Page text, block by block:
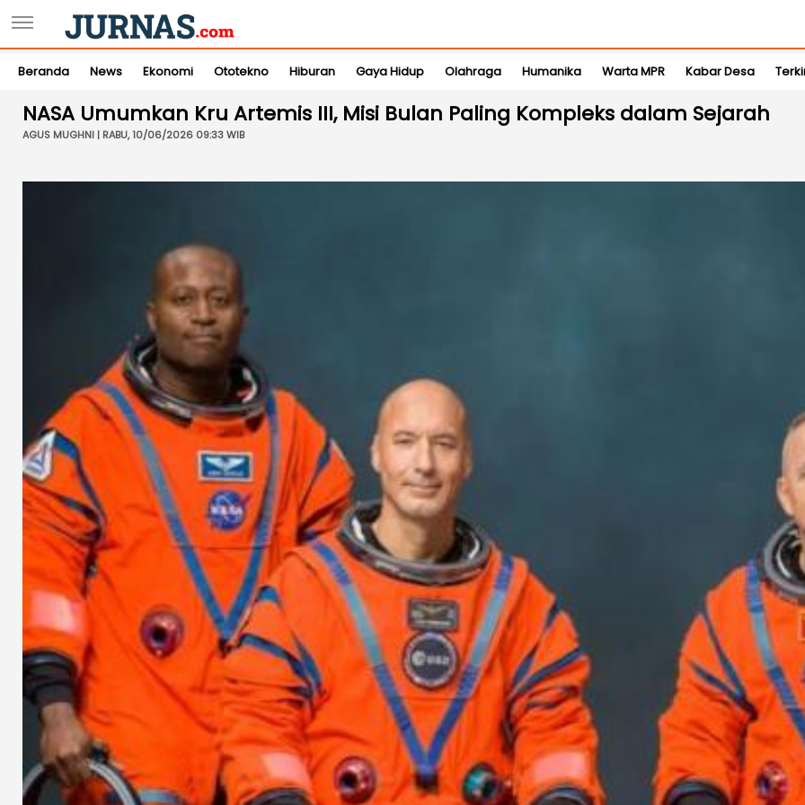
Beranda News Ekonomi Ototekno Hiburan Gaya Hidup Olahraga Humanika Warta MPR Kabar Desa
NASA Umumkan Kru Artemis III, Misi Bulan Paling Kompleks dalam Sejarah
AGUS MUGHNI | RABU, 10/06/2026 09:33 WIB